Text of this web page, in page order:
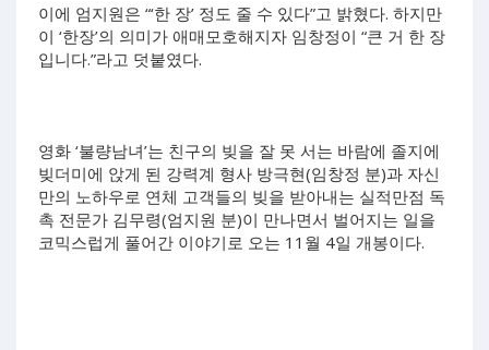
이에 엄지원은 “‘한 장’ 정도 줄 수 있다”고 밝혔다. 하지만
이 ‘한장’의 의미가 애매모호해지자 임창정이 “큰 거 한 장
입니다.”라고 덧붙였다.
영화 ‘불량남녀’는 친구의 빚을 잘 못 서는 바람에 졸지에
빚더미에 앉게 된 강력계 형사 방극현(임창정 분)과 자신
만의 노하우로 연체 고객들의 빚을 받아내는 실적만점 독
촉 전문가 김무령(엄지원 분)이 만나면서 벌어지는 일을
코믹스럽게 풀어간 이야기로 오는 11월 4일 개봉이다.